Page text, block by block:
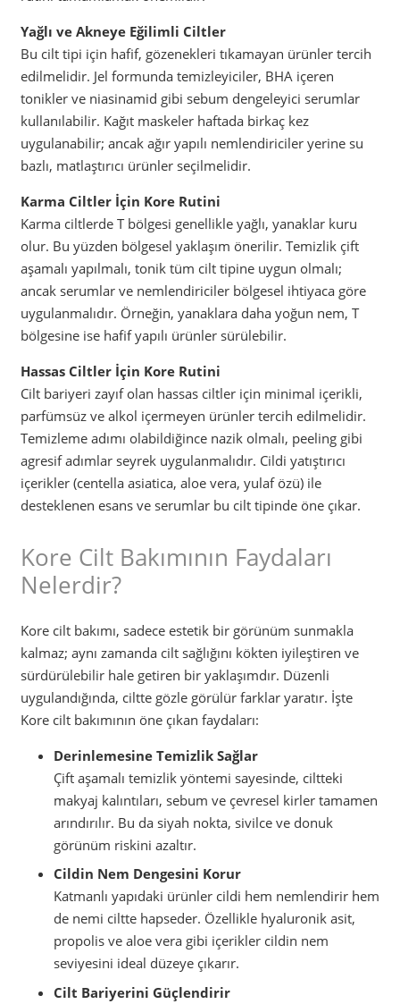
Yağlı ve Akneye Eğilimli Ciltler
Bu cilt tipi için hafif, gözenekleri tıkamayan ürünler tercih
edilmelidir. Jel formunda temizleyiciler, BHA içeren
tonikler ve niasinamid gibi sebum dengeleyici serumlar
kullanılabilir. Kağıt maskeler haftada birkaç kez
uygulanabilir; ancak ağır yapılı nemlendiriciler yerine su
bazlı, matlaştırıcı ürünler seçilmelidir.
Karma Ciltler İçin Kore Rutini
Karma ciltlerde T bölgesi genellikle yağlı, yanaklar kuru
olur. Bu yüzden bölgesel yaklaşım önerilir. Temizlik çift
aşamalı yapılmalı, tonik tüm cilt tipine uygun olmalı;
ancak serumlar ve nemlendiriciler bölgesel ihtiyaca göre
uygulanmalıdır. Örneğin, yanaklara daha yoğun nem, T
bölgesine ise hafif yapılı ürünler sürülebilir.
Hassas Ciltler İçin Kore Rutini
Cilt bariyeri zayıf olan hassas ciltler için minimal içerikli,
parfümsüz ve alkol içermeyen ürünler tercih edilmelidir.
Temizleme adımı olabildiğince nazik olmalı, peeling gibi
agresif adımlar seyrek uygulanmalıdır. Cildi yatıştırıcı
içerikler (centella asiatica, aloe vera, yulaf özü) ile
desteklenen esans ve serumlar bu cilt tipinde öne çıkar.
Kore Cilt Bakımının Faydaları
Nelerdir?
Kore cilt bakımı, sadece estetik bir görünüm sunmakla
kalmaz; aynı zamanda cilt sağlığını kökten iyileştiren ve
sürdürülebilir hale getiren bir yaklaşımdır. Düzenli
uygulandığında, ciltte gözle görülür farklar yaratır. İşte
Kore cilt bakımının öne çıkan faydaları:
Derinlemesine Temizlik Sağlar
Çift aşamalı temizlik yöntemi sayesinde, ciltteki
makyaj kalıntıları, sebum ve çevresel kirler tamamen
arındırılır. Bu da siyah nokta, sivilce ve donuk
görünüm riskini azaltır.
Cildin Nem Dengesini Korur
Katmanlı yapıdaki ürünler cildi hem nemlendirir hem
de nemi ciltte hapseder. Özellikle hyaluronik asit,
propolis ve aloe vera gibi içerikler cildin nem
seviyesini ideal düzeye çıkarır.
Cilt Bariyerini Güçlendirir